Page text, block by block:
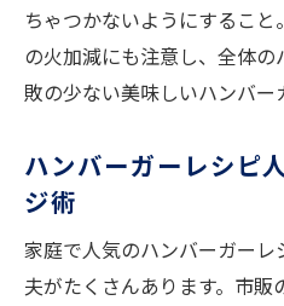
ちゃつかないようにするこ
の火加減にも注意し、全体
敗の少ない美味しいハンバー
ハンバーガーレシピ
ジ術
家庭で人気のハンバーガー
夫がたくさんあります。市